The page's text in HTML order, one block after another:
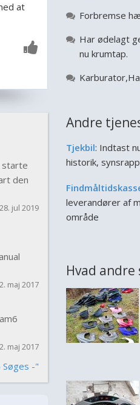
at
starte
den
jul 2019
maj 2017
maj 2017
-"
Forbremse
Har ødelagt
nu krumtap.
Andre
Tjekbil: Indtast
historik,
leverandører af
område
Hvad andre